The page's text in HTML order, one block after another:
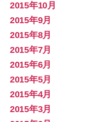
2015年10月
2015年9月
2015年8月
2015年7月
2015年6月
2015年5月
2015年4月
2015年3月